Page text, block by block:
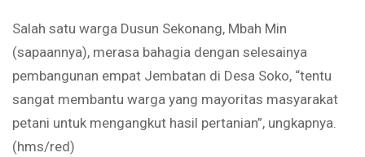
Salah satu warga Dusun Sekonang, Mbah Min
(sapaannya), merasa bahagia dengan selesainya
pembangunan empat Jembatan di Desa Soko, “tentu
sangat membantu warga yang mayoritas masyarakat
petani untuk mengangkut hasil pertanian”, ungkapnya.
(hms/red)